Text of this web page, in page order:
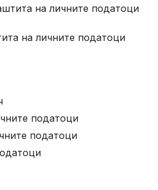
на личните податоци
на личните податоци
податоци
податоци